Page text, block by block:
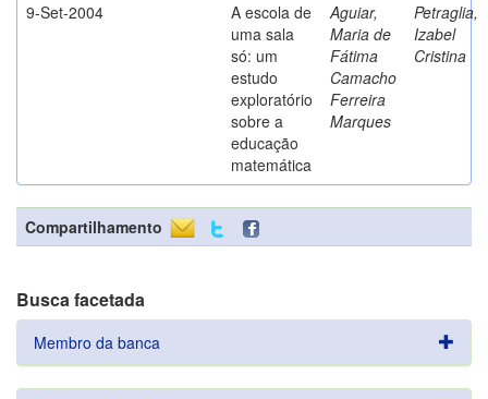
9-Set-2004
A escola de
uma sala
só: um
estudo
exploratório
sobre a
educação
matemática
Aguiar,
Maria de
Fátima
Camacho
Ferreira
Marques
Petraglia,
Izabel
Cristina
Compartilhamento
Busca facetada
Membro da banca